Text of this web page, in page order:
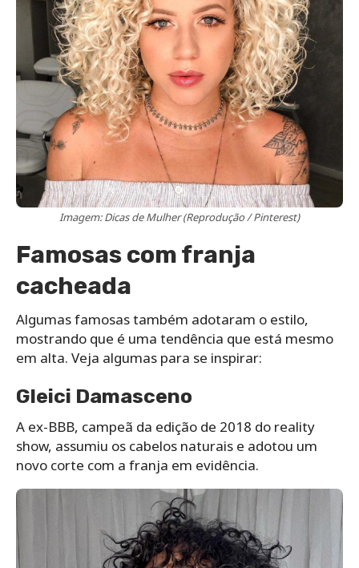
Imagem: Dicas de Mulher (Reprodução / Pinterest)
Famosas com franja
cacheada
Algumas famosas também adotaram o estilo,
mostrando que é uma tendência que está mesmo
em alta. Veja algumas para se inspirar:
Gleici Damasceno
A ex-BBB, campeã da edição de 2018 do reality
show, assumiu os cabelos naturais e adotou um
novo corte com a franja em evidência.